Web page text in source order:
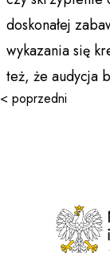
doskonałej
wykazania się
też, że audycja
< poprzedni